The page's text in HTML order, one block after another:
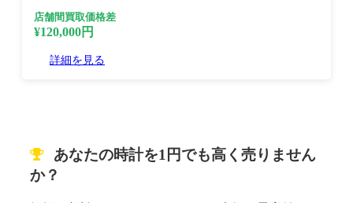
店舗間買取価格差
¥120,000円
詳細を見る
あなたの時計を1円でも高く売りません
か？